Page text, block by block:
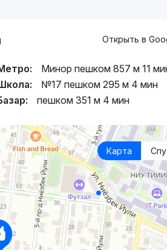
Открыть в
Минор пешком 857 м 11
№17 пешком 295 м 4 мин
пешком 351 м 4 мин
Карта